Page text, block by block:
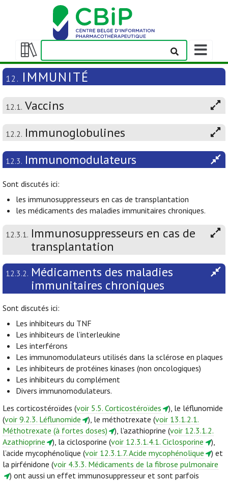
Afficher/masquer
la
table
matières
Afficher/
la
barre
navigation
12. IMMUNITÉ
12.1. Vaccins
12.2. Immunoglobulines
12.3. Immunomodulateurs
Sont discutés ici:
les immunosuppresseurs en cas de transplantation
les médicaments des maladies immunitaires chroniques.
12.3.1. Immunosuppresseurs en cas de
transplantation
12.3.2. Médicaments des maladies
immunitaires chroniques
Sont discutés ici:
Les inhibiteurs du TNF
Les inhibiteurs de l’interleukine
Les interférons
Les immunomodulateurs utilisés dans la sclérose en plaques
Les inhibiteurs de protéines kinases (non oncologiques)
Les inhibiteurs du complément
Divers immunomodulateurs.
Les corticostéroïdes (voir 5.5. Corticostéroïdes
), le léflunomide
(voir 9.2.3. Léflunomide ), le méthotrexate (voir 13.1.2.1.
Méthotrexate (à fortes doses)
), l'azathioprine (voir 12.3.1.2.
Azathioprine
), la ciclosporine (voir 12.3.1.4.1. Ciclosporine
),
l’acide mycophénolique (voir 12.3.1.7. Acide mycophénolique
) et
la pirfénidone (voir 4.3.3. Médicaments de la fibrose pulmonaire
) ont aussi un effet immunosuppresseur et sont parfois